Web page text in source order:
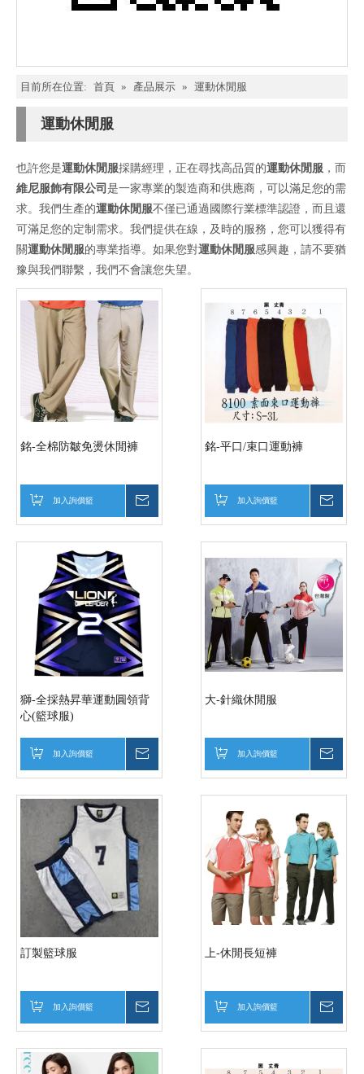
目前所在位置: 首頁 » 產品展示 » 運動休閒服
運動休閒服
也許您是運動休閒服採購經理，正在尋找高品質的運動休閒服 ，而
維尼服飾有限公司 是一家專業的製造商和供應商，可以滿足您的需
求。我們生產的運動休閒服不僅已通過國際行業標準認證，而且還
可滿足您的定制需求。我們提供在線，及時的服務，您可以獲得有
關運動休閒服的專業指導。如果您對運動休閒服感興趣，請不要猶
豫與我們聯繫，我們不會讓您失望。
銘-全棉防皺免燙休閒褲
加入詢價籃
銘-平口/束口運動褲
加入詢價籃
獅-全採熱昇華運動圓領背
心(籃球服)
加入詢價籃
大-針織休閒服
加入詢價籃
訂製籃球服
加入詢價籃
上-休閒長短褲
加入詢價籃